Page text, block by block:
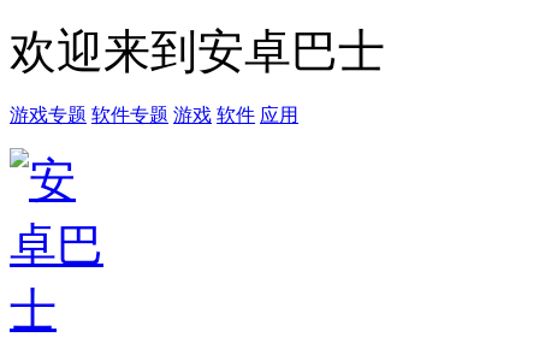
欢迎来到安卓巴士
游戏专题 软件专题 游戏 软件 应用